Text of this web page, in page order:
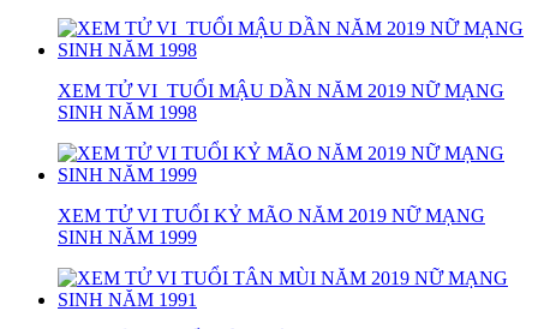
XEM TỬ VI TUỔI MẬU DẦN NĂM 2019 NỮ MẠNG
SINH NĂM 1998
XEM TỬ VI TUỔI KỶ MÃO NĂM 2019 NỮ MẠNG
SINH NĂM 1999